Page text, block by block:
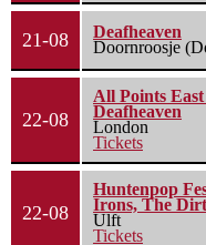
21-08
Deafheaven
Doornroosje
22-08
All Points East
Deafheaven
London
Tickets
22-08
Huntenpop
Irons, The
Ulft
Tickets